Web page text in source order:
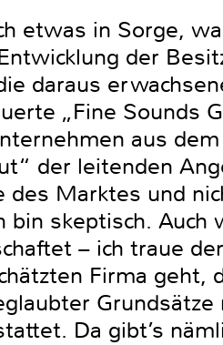
etwas in Sorge,
der
daraus
„Fine Sounds
aus
der leitenden
Marktes und
bin skeptisch.
– ich traue
Firma geht,
Da gibt’s